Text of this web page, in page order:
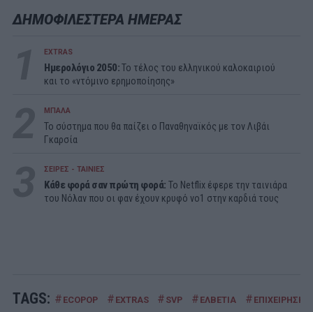
ΔΗΜΟΦΙΛΕΣΤΕΡΑ ΗΜΕΡΑΣ
EXTRAS
Ημερολόγιο 2050:To τέλος του ελληνικού καλοκαιριού
και το «ντόμινο ερημοποίησης»
ΜΠΑΛΑ
Το σύστημα που θα παίζει ο Παναθηναϊκός με τον Λιβάι
Γκαρσία
ΣΕΙΡΕΣ - ΤΑΙΝΙΕΣ
Κάθε φορά σαν πρώτη φορά: Το Netflix έφερε την ταινιάρα
του Νόλαν που οι φαν έχουν κρυφό νο1 στην καρδιά τους
TAGS: # ECOPOP # EXTRAS # SVP # ΕΛΒΕΤΙΑ # ΕΠΙΧΕΙΡΗΣΗ